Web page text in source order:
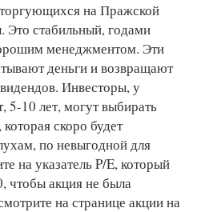
на Пражской
стабильный, годами
менеджментом. Эти
деньги и возвращают
Инвесторы, у
5-10 лет, могут выбирать
скоро будет
по невыгодной для
на указатель P/E, который
чтобы акция не была
на странице акции на